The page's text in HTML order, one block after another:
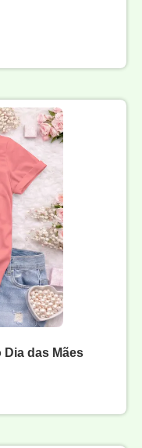
Dia das Mães